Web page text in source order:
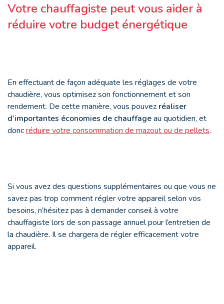
Votre chauffagiste peut vous aider à
réduire votre budget énergétique
En effectuant de façon adéquate les réglages de votre
chaudière, vous optimisez son fonctionnement et son
rendement. De cette manière, vous pouvez réaliser
d’importantes économies de chauffageau quotidien, et
doncréduire votre consommation de mazout ou de pellets.
Si vous avez des questions supplémentaires ou que vous ne
savez pas trop comment régler votre appareil selon vos
besoins, n’hésitez pas à demander conseil à votre
chauffagiste lors de son passage annuel pour l’entretien de
la chaudière. Il se chargera de régler efficacement votre
appareil.